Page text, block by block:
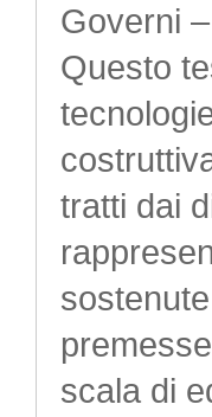
Governi
Questo
tratti dai
scala di